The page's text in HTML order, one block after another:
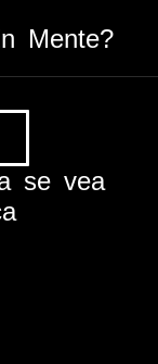
Mente?
se vea